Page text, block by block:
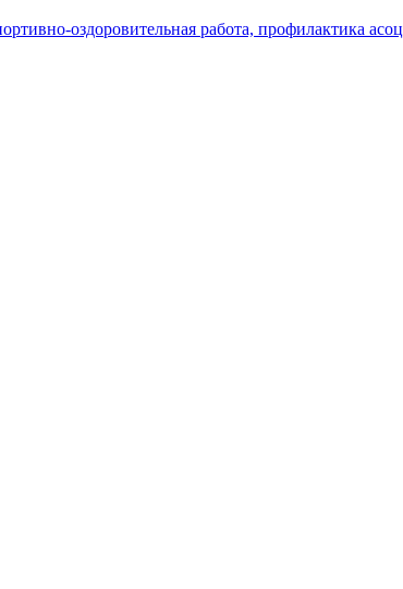
оздоровительная работа, профилактика